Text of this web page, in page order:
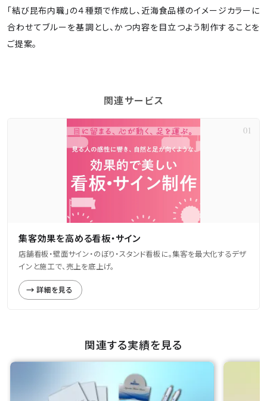
「結び昆布内職」の４種類で作成し、近海食品様のイメージカラーに
合わせてブルーを基調とし、かつ内容を目立つよう制作することを
ご提案。
関連サービス
集客効果を高める看板・サイン
店舗看板・壁面サイン・のぼり・スタンド看板に。集客を最大化するデザ
インと施工で、売上を底上げ。
詳細を見る
関連する実績を見る